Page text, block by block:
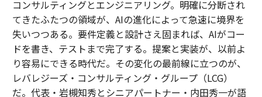
コンサルティングとエンジニアリング。明確に分断され
てきたふたつの領域が、AIの進化によって急速に境界を
失いつつある。要件定義と設計さえ固まれば、AIがコー
ドを書き、テストまで完了する。提案と実装が、以前よ
り容易にできる時代だ。その変化の最前線に立つのが、
レバレジーズ・コンサルティング・グループ（LCG）
だ。代表・岩槻知秀とシニアパートナー・内田秀一が語